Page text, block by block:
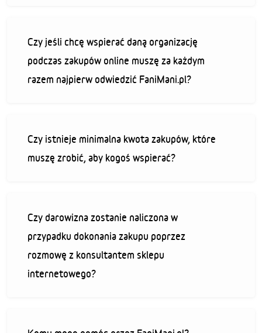
Czy jeśli chcę wspierać daną organizację
podczas zakupów online muszę za każdym
razem najpierw odwiedzić FaniMani.pl?
Czy istnieje minimalna kwota zakupów, które
muszę zrobić, aby kogoś wspierać?
Czy darowizna zostanie naliczona w
przypadku dokonania zakupu poprzez
rozmowę z konsultantem sklepu
internetowego?